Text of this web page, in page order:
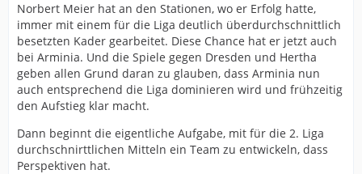
Norbert Meier hat an den Stationen, wo er Erfolg hatte,
immer mit einem für die Liga deutlich überdurchschnittlich
besetzten Kader gearbeitet. Diese Chance hat er jetzt auch
bei Arminia. Und die Spiele gegen Dresden und Hertha
geben allen Grund daran zu glauben, dass Arminia nun
auch entsprechend die Liga dominieren wird und frühzeitig
den Aufstieg klar macht.
Dann beginnt die eigentliche Aufgabe, mit für die 2. Liga
durchschnirttlichen Mitteln ein Team zu entwickeln, dass
Perspektiven hat.